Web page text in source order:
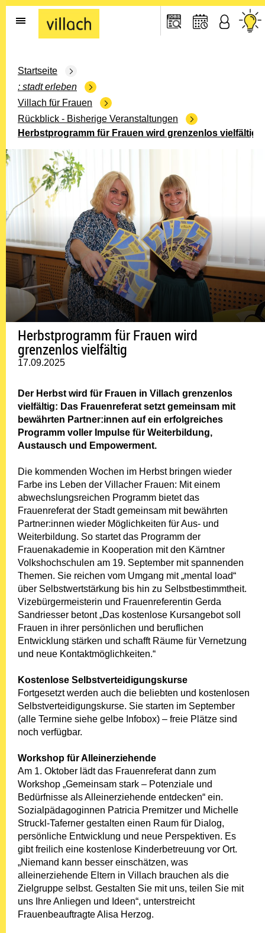
Gehe zur Startseite
Startseite
stadt erleben
Villach für Frauen
Rückblick - Bisherige Veranstaltungen
Herbstprogramm für Frauen wird grenzenlos vielfältig
Herbstprogramm für Frauen wird
grenzenlos vielfältig
17.09.2025
Der Herbst wird für Frauen in Villach grenzenlos
vielfältig: Das Frauenreferat setzt gemeinsam mit
bewährten Partner:innen auf ein erfolgreiches
Programm voller Impulse für Weiterbildung,
Austausch und Empowerment.
Die kommenden Wochen im Herbst bringen wieder
Farbe ins Leben der Villacher Frauen: Mit einem
abwechslungsreichen Programm bietet das
Frauenreferat der Stadt gemeinsam mit bewährten
Partner:innen wieder Möglichkeiten für Aus- und
Weiterbildung. So startet das Programm der
Frauenakademie in Kooperation mit den Kärntner
Volkshochschulen am 19. September mit spannenden
Themen. Sie reichen vom Umgang mit „mental load“
über Selbstwertstärkung bis hin zu Selbstbestimmtheit.
Vizebürgermeisterin und Frauenreferentin Gerda
Sandriesser betont „Das kostenlose Kursangebot soll
Frauen in ihrer persönlichen und beruflichen
Entwicklung stärken und schafft Räume für Vernetzung
und neue Kontaktmöglichkeiten.“
Kostenlose Selbstverteidigungskurse
Fortgesetzt werden auch die beliebten und kostenlosen
Selbstverteidigungskurse. Sie starten im September
(alle Termine siehe gelbe Infobox) – freie Plätze sind
noch verfügbar.
Workshop für Alleinerziehende
Am 1. Oktober lädt das Frauenreferat dann zum
Workshop „Gemeinsam stark – Potenziale und
Bedürfnisse als Alleinerziehende entdecken“ ein.
Sozialpädagoginnen Patricia Premitzer und Michelle
Struckl-Taferner gestalten einen Raum für Dialog,
persönliche Entwicklung und neue Perspektiven. Es
gibt freilich eine kostenlose Kinderbetreuung vor Ort.
„Niemand kann besser einschätzen, was
alleinerziehende Eltern in Villach brauchen als die
Zielgruppe selbst. Gestalten Sie mit uns, teilen Sie mit
uns Ihre Anliegen und Ideen“, unterstreicht
Frauenbeauftragte Alisa Herzog.